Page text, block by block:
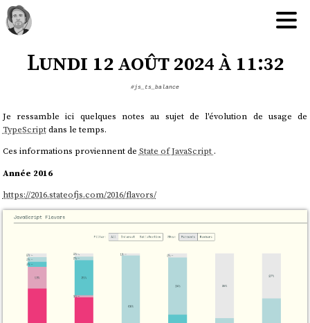
Lundi 12 août 2024 à 11:32
#js_ts_balance
Je ressamble ici quelques notes au sujet de l'évolution de usage de
TypeScriptdans le temps.
Ces informations proviennent de State of JavaScript .
Année 2016
https://2016.stateofjs.com/2016/flavors/